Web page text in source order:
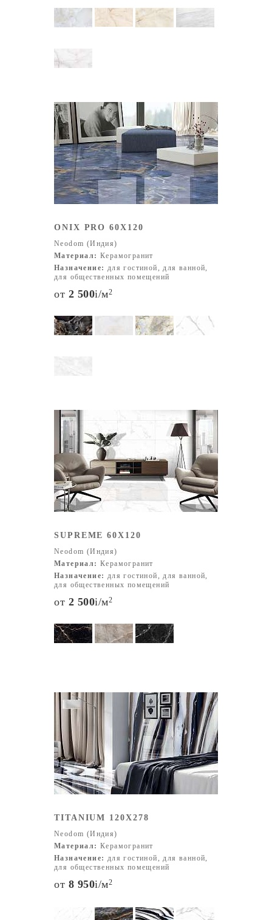
ONIX PRO 60X120
Neodom (Индия)
Материал: Керамогранит
Назначение: для гостиной, для ванной,
для общественных помещений
от 2 500i/м2
SUPREME 60X120
Neodom (Индия)
Материал: Керамогранит
Назначение: для гостиной, для ванной,
для общественных помещений
от 2 500i/м2
TITANIUM 120X278
Neodom (Индия)
Материал: Керамогранит
Назначение: для гостиной, для ванной,
для общественных помещений
от 8 950i/м2